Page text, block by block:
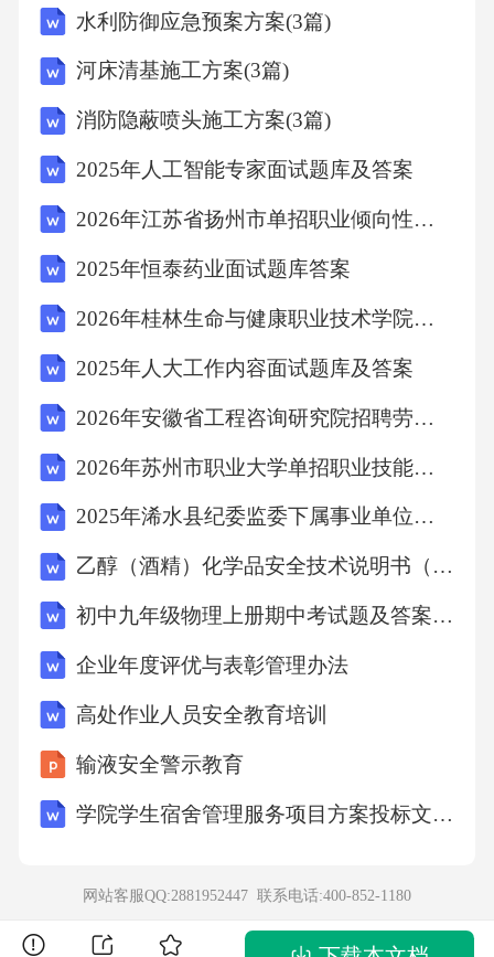
位？答案：华南理工大学在广东省高等教育中
具有重要地位。首先，华南理工大学是广东省
内唯一的一所“双一流”建设高校，具有雄厚的师
资力量和科研实力，为广东省高等教育的发展
提供了强有力的支撑。其次，华南理工大学的
专业设置和学科布局与广东省的经济社会发展
需求紧密结合，为广东省培养了大量的高素质
合作，推动科技成果转化，为广东省的科技创
新和产业升级做出了重要贡献。因此，华南理
工大学在广东省高等教育中具有举足轻重的地
位。2.华南理工大学的学生社团活动对学生有哪
活动对学生有积极的影响。首先，学生社团活
动为学生提供了丰富的实践机会，锻炼学生的
组织能力、沟通能力和团队协作能力。其次，
富学生的课余生活，提高学生的综合素质。此
外，学生社团活动还可以促进学生之间的交流
与合作，增强学生的社交能力。因此，华南理
工大学的学生社团活动对学生的发展具有重要
水利防御应急预案方案(3篇)
河床清基施工方案(3篇)
消防隐蔽喷头施工方案(3篇)
2025年人工智能专家面试题库及答案
2026年江苏省扬州市单招职业倾向性考试题库附答案
2025年恒泰药业面试题库答案
2026年桂林生命与健康职业技术学院单招职业技能测试模拟测试卷附答案
2025年人大工作内容面试题库及答案
2026年安徽省工程咨询研究院招聘劳务派遣人员备考题库及参考答案详解1套
2026年苏州市职业大学单招职业技能测试题库附答案
2025年浠水县纪委监委下属事业单位招聘职业能力测试备考题库300道必考题
乙醇（酒精）化学品安全技术说明书（MSDS-SDS）
初中九年级物理上册期中考试题及答案【完整版】
企业年度评优与表彰管理办法
高处作业人员安全教育培训
输液安全警示教育
学院学生宿舍管理服务项目方案投标文件（技术方案）
网站客服QQ:2881952447 联系电话:400-852-1180